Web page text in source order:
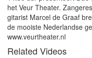
het Veur Theater.
gitarist Marcel de Graaf
de mooiste Nederlandse
www.veurtheater.nl
Related Videos